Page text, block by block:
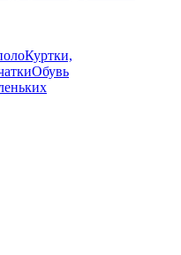
Куртки,
Обувь